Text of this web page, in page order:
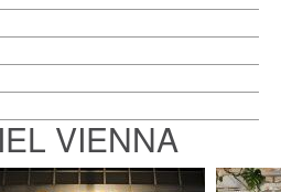
VIENNA